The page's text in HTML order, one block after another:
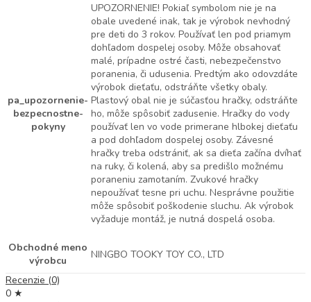
pa_upozornenie-
bezpecnostne-
pokyny
UPOZORNENIE! Pokiaľ symbolom nie je na
obale uvedené inak, tak je výrobok nevhodný
pre deti do 3 rokov. Používať len pod priamym
dohľadom dospelej osoby. Môže obsahovať
malé, prípadne ostré časti, nebezpečenstvo
poranenia, či udusenia. Predtým ako odovzdáte
výrobok dieťaťu, odstráňte všetky obaly.
Plastový obal nie je súčasťou hračky, odstráňte
ho, môže spôsobiť zadusenie. Hračky do vody
používať len vo vode primerane hlbokej dieťaťu
a pod dohľadom dospelej osoby. Závesné
hračky treba odstrániť, ak sa dieťa začína dvíhať
na ruky, či kolená, aby sa predišlo možnému
poraneniu zamotaním. Zvukové hračky
nepoužívať tesne pri uchu. Nesprávne použitie
môže spôsobiť poškodenie sluchu. Ak výrobok
vyžaduje montáž, je nutná dospelá osoba.
Obchodné meno
výrobcu
NINGBO TOOKY TOY CO., LTD
Recenzie (0)
0 ★